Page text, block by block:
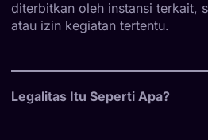
diterbitkan oleh instansi terkait,
atau izin kegiatan tertentu.
Legalitas Itu Seperti Apa?